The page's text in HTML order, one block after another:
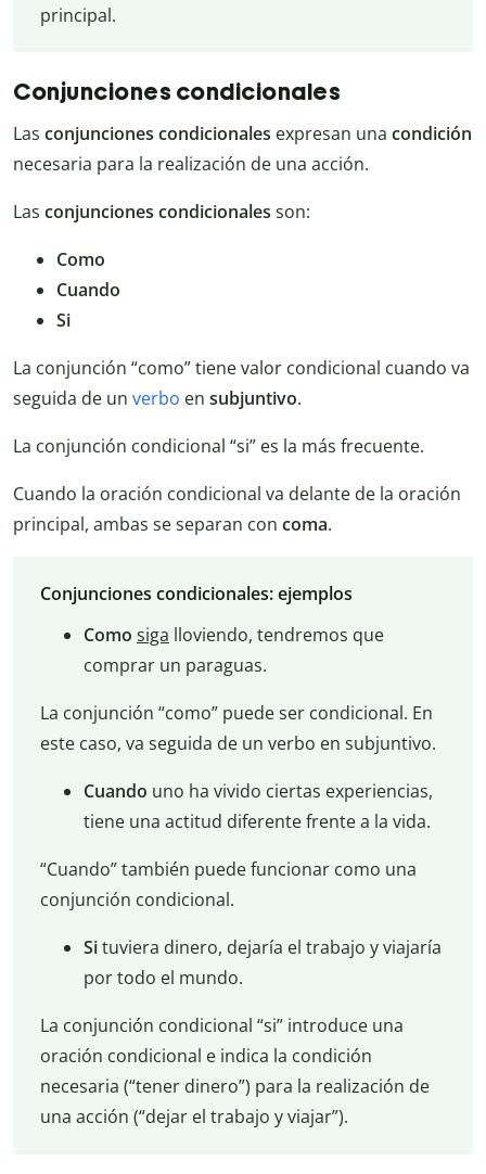
principal.
Conjunciones condicionales
Las conjunciones condicionales expresan una condición
necesaria para la realización de una acción.
Las conjunciones condicionales son:
Como
Cuando
Si
La conjunción “como” tiene valor condicional cuando va
seguida de un verbo en subjuntivo.
La conjunción condicional “si” es la más frecuente.
Cuando la oración condicional va delante de la oración
principal, ambas se separan con coma.
Conjunciones condicionales: ejemplos
Como siga lloviendo, tendremos que
comprar un paraguas.
La conjunción “como” puede ser condicional. En
este caso, va seguida de un verbo en subjuntivo.
Cuando uno ha vivido ciertas experiencias,
tiene una actitud diferente frente a la vida.
“Cuando” también puede funcionar como una
conjunción condicional.
Situviera dinero, dejaría el trabajo y viajaría
por todo el mundo.
La conjunción condicional “si” introduce una
oración condicional e indica la condición
necesaria (“tener dinero”) para la realización de
una acción (“dejar el trabajo y viajar”).